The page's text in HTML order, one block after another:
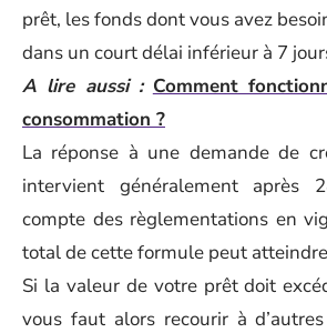
prêt, les fonds dont vous avez
dans un court délai inférieur à 7
A lire aussi : Comment
consommation ?
La réponse à une demande de
intervient généralement après
compte des règlementations en
total de cette formule peut
Si la valeur de votre prêt doit
vous faut alors recourir à